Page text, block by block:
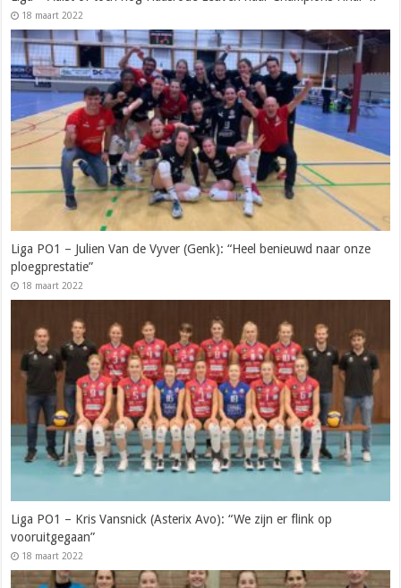
18 maart 2022
Liga PO1 – Julien Van de Vyver (Genk): “Heel benieuwd naar onze
ploegprestatie”
18 maart 2022
Liga PO1 – Kris Vansnick (Asterix Avo): “We zijn er flink op
vooruitgegaan”
18 maart 2022